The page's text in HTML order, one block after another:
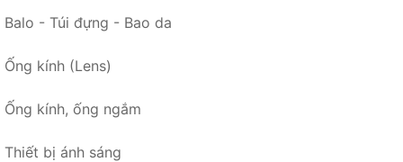
Balo - Túi đựng - Bao da
Ống kính (Lens)
Ống kính, ống ngắm
Thiết bị ánh sáng